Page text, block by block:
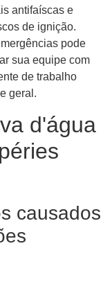
antifaíscas e
de ignição.
pode
sua equipe com
de trabalho
geral.
d'água
causados